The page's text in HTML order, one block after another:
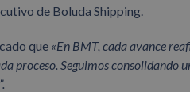
de Boluda Shipping.
que «En BMT, cada avance
proceso. Seguimos consolidando